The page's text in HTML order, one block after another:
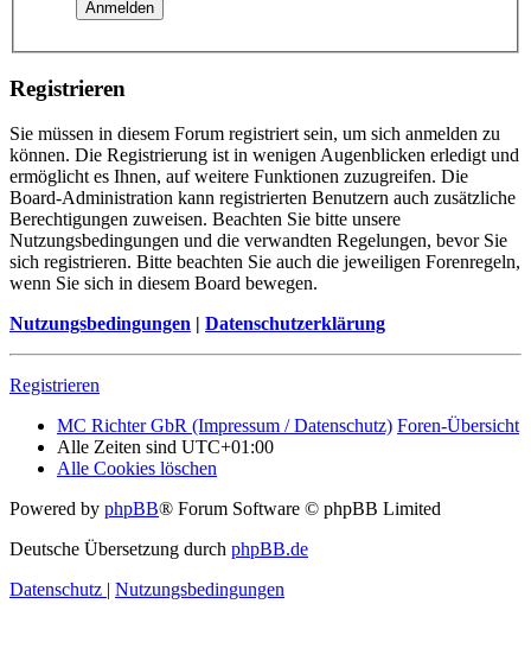
Registrieren
Sie müssen in diesem Forum registriert sein, um sich anmelden zu
können. Die Registrierung ist in wenigen Augenblicken erledigt und
ermöglicht es Ihnen, auf weitere Funktionen zuzugreifen. Die
Board-Administration kann registrierten Benutzern auch zusätzliche
Berechtigungen zuweisen. Beachten Sie bitte unsere
Nutzungsbedingungen und die verwandten Regelungen, bevor Sie
sich registrieren. Bitte beachten Sie auch die jeweiligen Forenregeln,
wenn Sie sich in diesem Board bewegen.
Nutzungsbedingungen | Datenschutzerklärung
Registrieren
MC Richter GbR (Impressum / Datenschutz) Foren-Übersicht
Alle Zeiten sind UTC+01:00
Alle Cookies löschen
Powered by phpBB® Forum Software © phpBB Limited
Deutsche Übersetzung durch phpBB.de
Datenschutz | Nutzungsbedingungen